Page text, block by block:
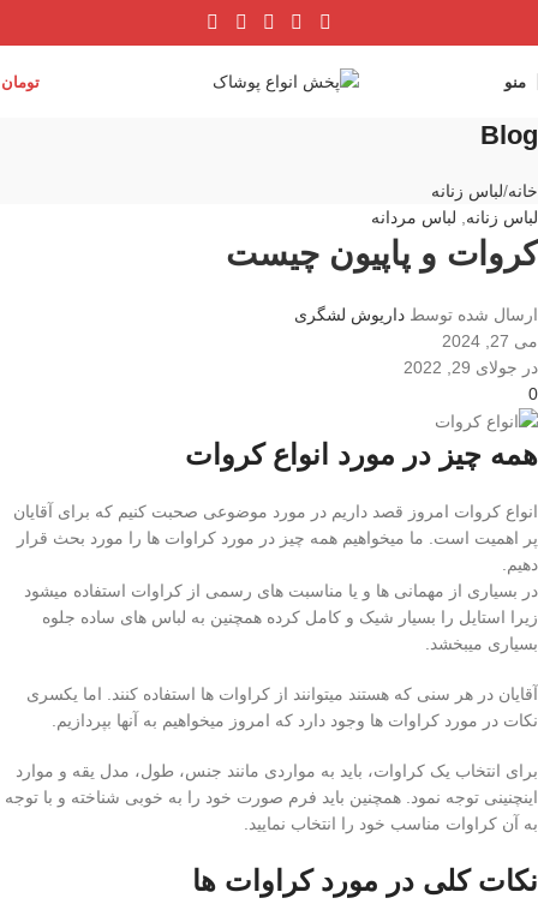
منو تومان
Blog
خانه لباس زنانه
لباس زنانه
لباس مردانه
کروات و پاپیون چیست
ارسال شده توسط داریوش لشگری
می 27, 2024
در جولای 29, 2022
0
همه چیز در مورد انواع کروات
انواع کروات امروز قصد داریم در مورد موضوعی صحبت کنیم که برای آقایان
پر اهمیت است. ما میخواهیم همه چیز در مورد کراوات ها را مورد بحث قرار
دهیم.
در بسیاری از مهمانی ها و یا مناسبت های رسمی از کراوات استفاده میشود
زیرا استایل را بسیار شیک و کامل کرده همچنین به لباس های ساده جلوه
بسیاری میبخشد.
آقایان در هر سنی که هستند میتوانند از کراوات ها استفاده کنند. اما یکسری
نکات در مورد کراوات ها وجود دارد که امروز میخواهیم به آنها بپردازیم.
برای انتخاب یک کراوات، باید به مواردی مانند جنس، طول، مدل یقه و موارد
اینچنینی توجه نمود. همچنین باید فرم صورت خود را به خوبی شناخته و با توجه
به آن کراوات مناسب خود را انتخاب نمایید.
نکات کلی در مورد کراوات ها